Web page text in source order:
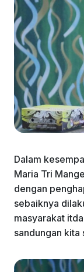
Dalam
Maria Tri
dengan
sebaiknya
masyarakat
sandungan kita